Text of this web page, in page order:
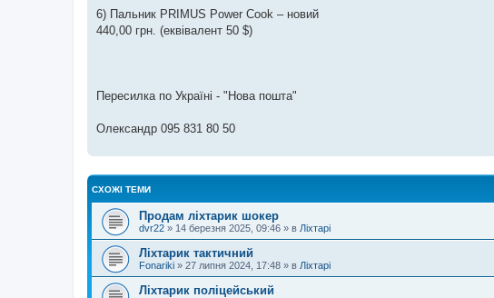
6) Пальник PRIMUS Power Cook – новий
440,00 грн. (еквівалент 50 $)
Пересилка по Україні - "Нова пошта"
Олександр 095 831 80 50
СХОЖІ ТЕМИ
Продам ліхтарик шокер
dvr22 » 14 березня 2025, 09:46 » в Ліхтарі
Ліхтарик тактичний
Fonariki » 27 липня 2024, 17:48 » в Ліхтарі
Ліхтарик поліцейський